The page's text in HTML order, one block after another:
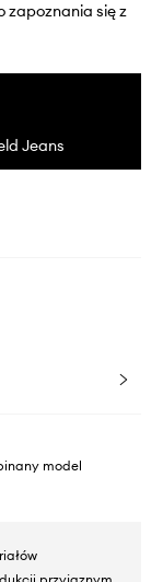
zapoznania się z
Jeans
model